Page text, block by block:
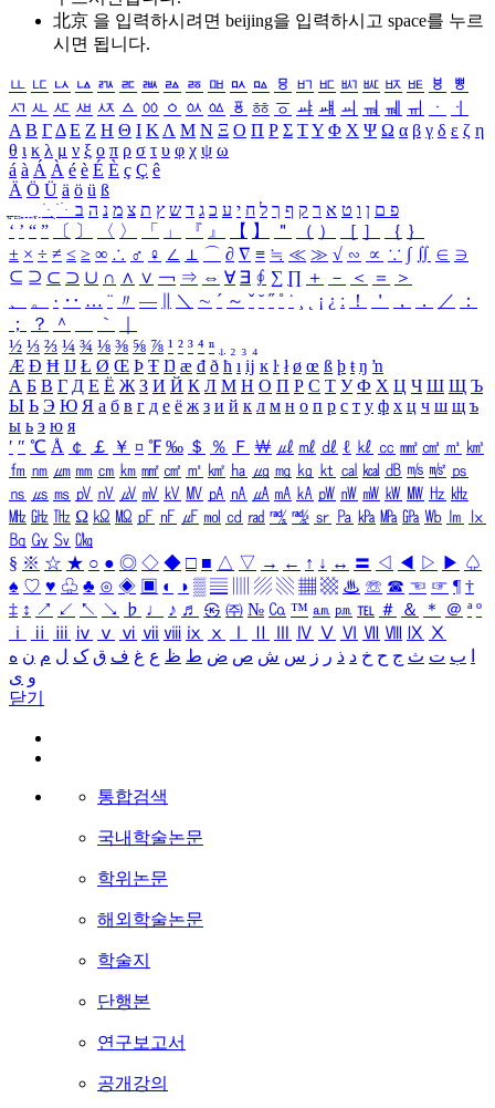
北京 을 입력하시려면 beijing을 입력하시고 space를 누르
시면 됩니다.
ㅥ ㅦ ㅧ ㅨ ㅩ ㅪ ㅫ ㅬ ㅭ ㅮ ㅯ ㅰ ㅱ ㅲ ㅳ ㅴ ㅵ ㅶ ㅷ ㅸ
ㅹ
ㅺ ㅻ ㅼ ㅽ ㅾ ㅿ ㆀ ㆁ ㆂ ㆃ ㆄ ㆅ ㆆ ㆇ ㆈ ㆉ ㆊ ㆋ ㆌ ㆍ
ㆎ
Α Β ΓΔ Ε Ζ Η Θ Ι ΚΛ Μ Ν Ξ Ο Π Ρ Σ ΤΥ Φ Χ Ψ Ω α β γ δ ε ζ η
θ ι κ λ μ ν ξ ο π ρ σ τ υ φ χ ψ ω
á à Á À é è É È ç Ç ê
Ä Ö Ü ä ö ü ß
ִֶֹ ֻּ ׁׂ פ ם ן ו ט א ר ק ף ך ל ח י ע כ ג ד ש ץ ת צ מ נ ה ב
‘ ’ “ ” 〔 〕 〈 〉 「 」 『 』 【 】 ＂ （ ） ［ ］ ｛ ｝
± × ÷ ≠ ≤ ≥ ∞ ∴ ♂ ♀ ∠ ⊥ ⌒ ∂ ∇ ≡ ≒ ≪ ≫ √ ∽ ∝ ∵ ∫ ∬ ∈ ∋
⊆ ⊇ ⊂ ⊃ ∪ ∩ ∧ ∨ ￢ ⇒ ⇔ ∀ ∃ ∮ ∑ ∏ ＋ － ＜ ＝
＞
、
。 · ‥ … ¨ 〃 ― ＼ ∼ ´ ～ ˇ ˘ ˝ ˚ ˙ ¸ ¡ ¿ ː ！ ＇ ， ． ／
：
；
？ ＾ ｀
½ ⅓ ⅔ ¼ ¾ ⅛ ⅜ ⅝ ⅞ ¹ ² ³ ⁴ ⁿ ₁ ₂ ₃ ₄
Æ Ð Ħ Ĳ Ł Ø Œ Þ Ŧ Ŋ æ đ ð ħ ı ĳ ĸ ŀ ł ø œ ß þ ŧ ŋ ŉ
А Б В Г Д Е Ё Ж З И Й К Л М Н О П Р С Т У Ф Х Ц Ч Ш Щ Ъ
Ы Ь Э Ю Я а б в г д е ё ж з и й к л м н о п р с т у ф х ц ч ш щ ъ
ы ь э ю я
′ ″ ℃ Å ￠ ￡ ￥ ¤ ℉ ‰ ＄ ％ Ｆ ￦ ㎕ ㎖ ㎗ ℓ ㎘ ㏄ ㎣ ㎤ ㎥ ㎦
㎙ ㎚ ㎛ ㎜ ㎝ ㎞ ㎟ ㎠ ㎡ ㎢ ㏊ ㎍ ㎎ ㎏ ㏏ ㎈ ㎉ ㏈ ㎧ ㎨ ㎰
㎱ ㎲ ㎳ ㎴ ㎵ ㎶ ㎷ ㎸ ㎹ ㎀ ㎁ ㎂ ㎃ ㎄ ㎺ ㎻ ㎽ ㎾ ㎿ ㎐ ㎑
㎒ ㎓ ㎔ Ω ㏀ ㏁ ㎊ ㎋ ㎌ ㏖ ㏅ ㎭ ㎮ ㎯ ㏛ ㎩ ㎪ ㎫ ㎬ ㏝ ㏐
㏓
㏃ ㏉ ㏜ ㏆
§ ※ ☆ ★ ○ ● ◎ ◇ ◆ □ ■ △ ▽ → ← ↑ ↓ ↔ 〓 ◁ ◀ ▷ ▶ ♤
♠ ♡ ♥ ♧ ♣ ⊙ ◈ ▣ ◐ ◑ ▒ ▤ ▨ ▧ ▦ ▩ ♨ ☏ ☎ ☜ ☞ ¶ †
‡ ↕ ↗ ↙ ↖ ↘ ♭ ♩ ♪ ♬ ㉿ ㈜ № ㏇ ™ ㏂ ㏘ ℡ ＃ ＆ ＊ ＠ ª º
ⅰ
ⅱ ⅲ ⅳ ⅴ ⅵ ⅶ ⅷ ⅸ ⅹ Ⅳ Ⅴ Ⅵ Ⅶ Ⅷ Ⅸ Ⅹ
ب ت ث ج ح خ د ذ ر ز س ش ص ض ط ظ ع غ ف ق ک ل م ن ه
و ی
닫기
통합검색
국내학술논문
학위논문
해외학술논문
학술지
단행본
연구보고서
공개강의